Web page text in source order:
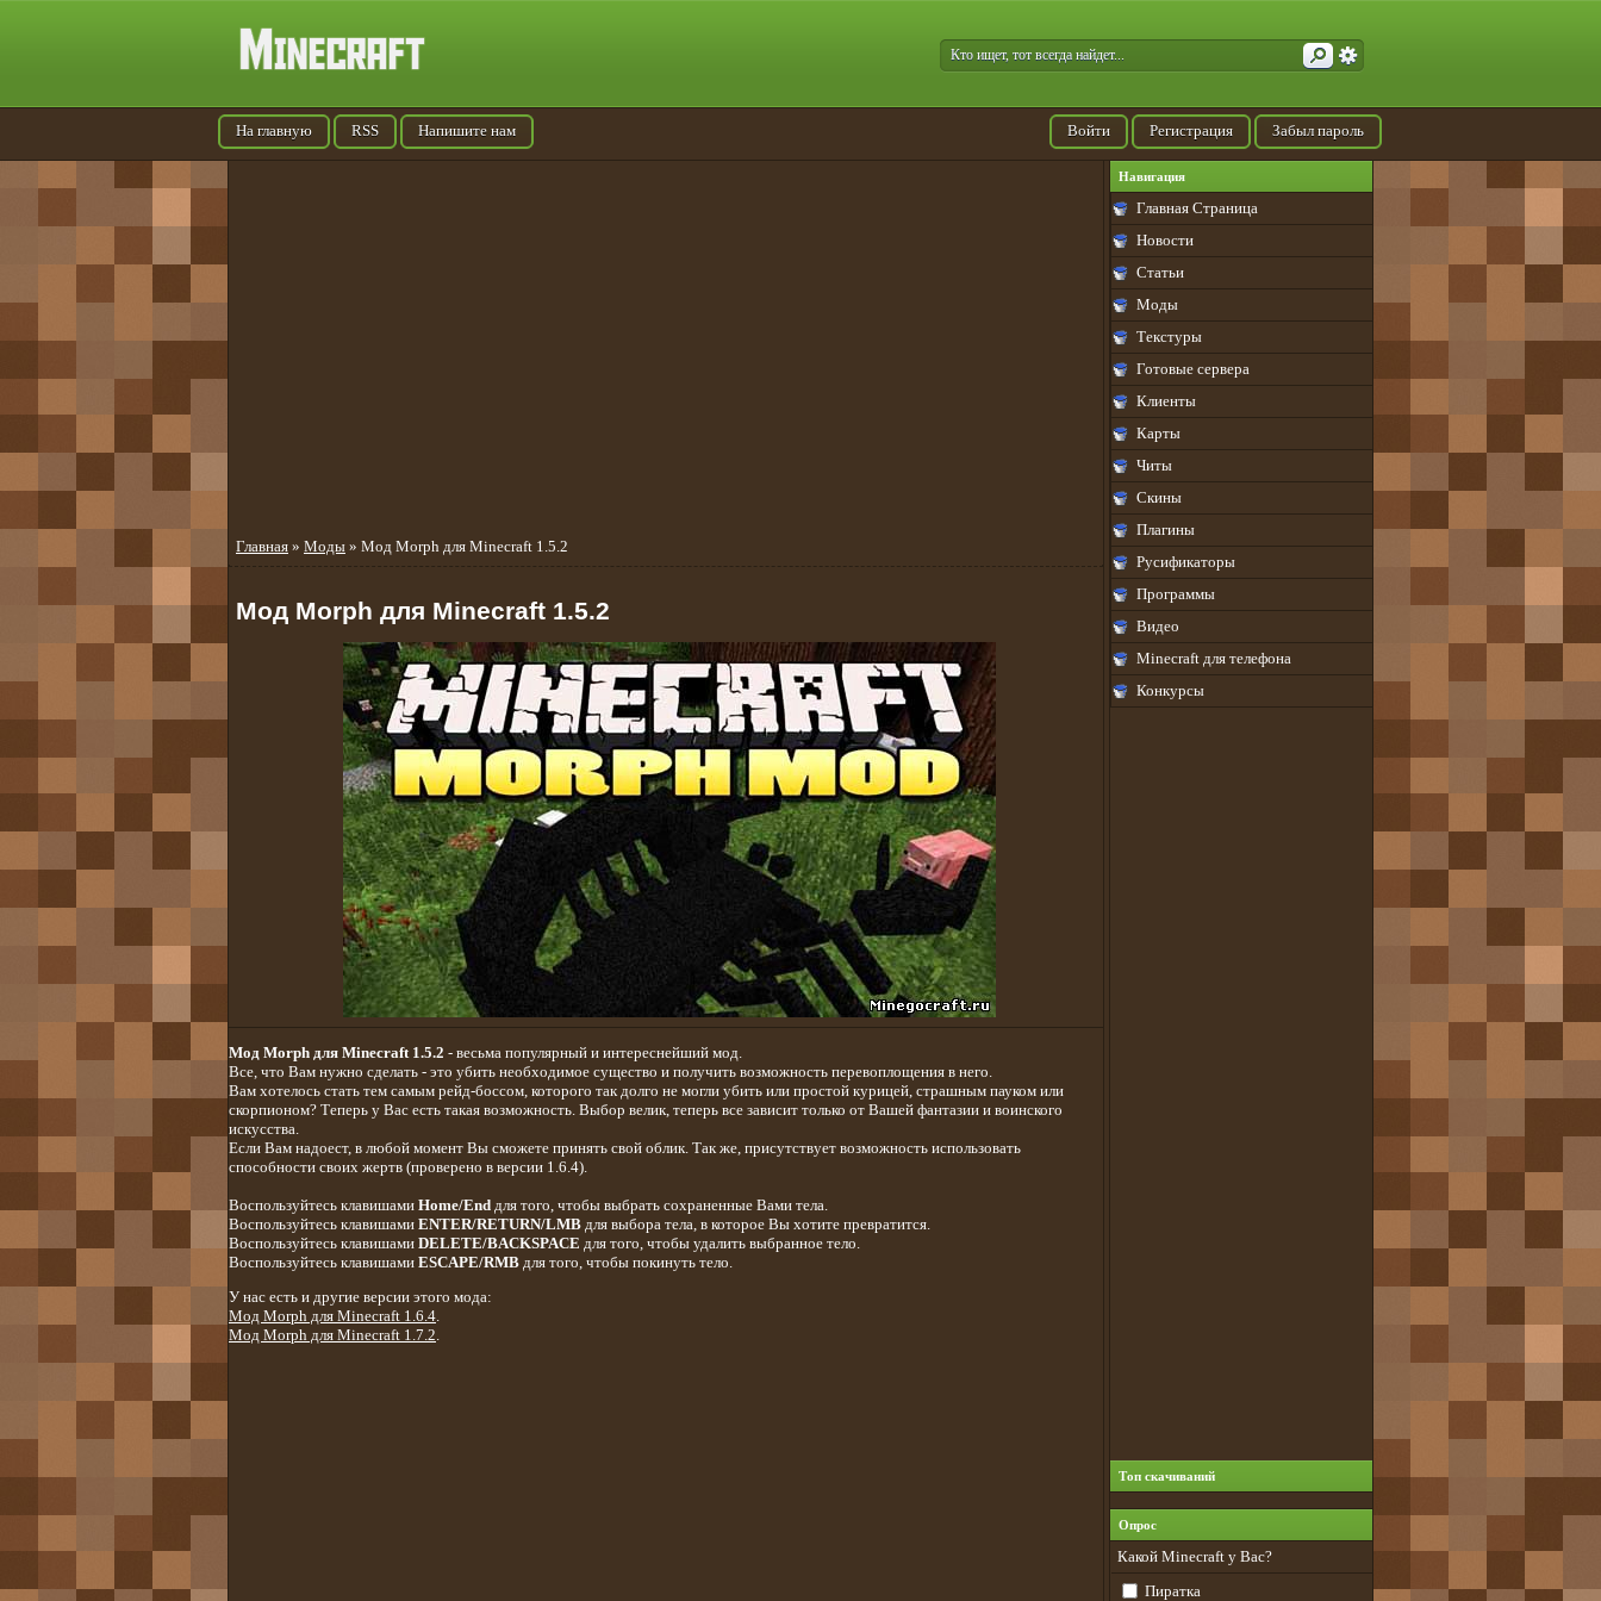
Войти Регистрация Забыл пароль
На главную RSS Напишите нам
Навигация
Главная Страница
Новости
Статьи
Моды
Текстуры
Готовые сервера
Клиенты
Карты
Читы
Скины
Плагины
Русификаторы
Программы
Видео
Minecraft для телефона
Конкурсы
Топ скачиваний
Опрос
Какой Minecraft у Вас?
Пиратка
Главная » Моды » Мод Morph для Minecraft 1.5.2
Мод Morph для Minecraft 1.5.2
Мод Morph для Minecraft 1.5.2 - весьма популярный и интереснейший мод.
Все, что Вам нужно сделать - это убить необходимое существо и получить возможность перевоплощения в него.
Вам хотелось стать тем самым рейд-боссом, которого так долго не могли убить или простой курицей, страшным пауком или
скорпионом? Теперь у Вас есть такая возможность. Выбор велик, теперь все зависит только от Вашей фантазии и воинского
искусства.
Если Вам надоест, в любой момент Вы сможете принять свой облик. Так же, присутствует возможность использовать
способности своих жертв (проверено в версии 1.6.4).
Воспользуйтесь клавишами Home/End для того, чтобы выбрать сохраненные Вами тела.
Воспользуйтесь клавишами ENTER/RETURN/LMB для выбора тела, в которое Вы хотите превратится.
Воспользуйтесь клавишами DELETE/BACKSPACE для того, чтобы удалить выбранное тело.
Воспользуйтесь клавишами ESCAPE/RMB для того, чтобы покинуть тело.
У нас есть и другие версии этого мода:
Мод Morph для Minecraft 1.6.4.
Мод Morph для Minecraft 1.7.2.